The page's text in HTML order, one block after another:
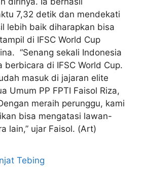
7,32 detik dan mendekati
lebih baik diharapkan bisa
di IFSC World Cup
“Senang sekali Indonesia
berbicara di IFSC World Cup.
masuk di jajaran elite
Umum PP FPTI Faisol Riza,
meraih perunggu, kami
bisa mengatasi lawan-
lain,” ujar Faisol. (Art)
Tebing